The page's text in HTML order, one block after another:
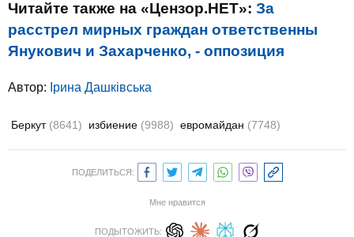
Читайте также на «Цензор.НЕТ»: За
расстрел мирных граждан ответственны
Янукович и Захарченко, - оппозиция
Автор: Ірина Дашківська
Беркут (8641) избиение (9988) евромайдан (7748)
ПОДЕЛИТЬСЯ:
Мне нравится
ПОДЫТОЖИТЬ: